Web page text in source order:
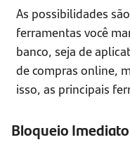
As possibilidades
ferramentas você
banco, seja de
de compras online,
isso, as principais
Bloqueio Imediato